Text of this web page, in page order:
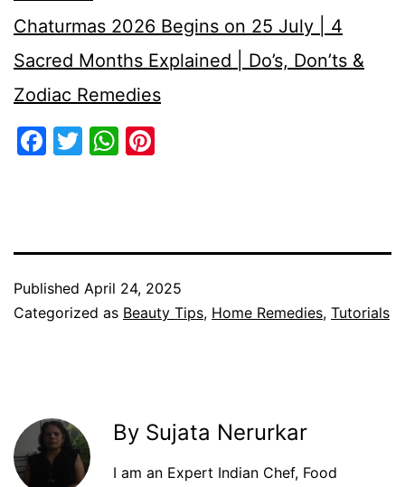
Chaturmas 2026 Begins on 25 July | 4
Sacred Months Explained | Do’s, Don’ts &
Zodiac Remedies
Facebook
TwitterWhatsApp
Published April 24, 2025
Categorized as Beauty Tips, Home Remedies, Tutorials
By Sujata Nerurkar
I am an Expert Indian Chef, Food